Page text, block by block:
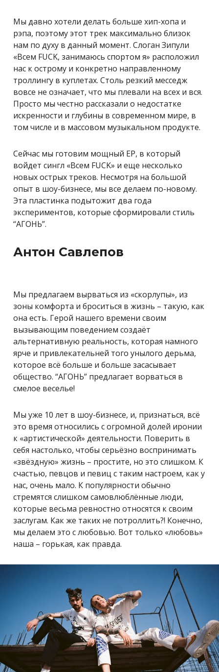
Мы давно хотели делать больше хип-хопа и
рэпа, поэтому этот трек максимально близок
нам по духу в данный момент. Слоган Зипули
«Всем FUCK, занимаюсь спортом я» расположил
нас к острому и конкретно направленному
троллингу в куплетах. Столь резкий месседж
вовсе не означает, что мы плевали на всех и вся.
Просто мы честно рассказали о недостатке
искренности и глубины в современном мире, в
том числе и в массовом музыкальном продукте.
Сейчас мы готовим мощный EP, в который
войдет сингл «Всем FUCK» и еще несколько
новых острых треков. Несмотря на большой
опыт в шоу-бизнесе, мы все делаем по-новому.
Эта пластинка подытожит два года
экспериментов, которые сформировали стиль
“АГОНЬ”.
Антон Савлепов
Мы предлагаем вырваться из «скорлупы», из
зоны комфорта и броситься в жизнь – такую, как
она есть. Герой нашего времени своим
вызывающим поведением создаёт
альтернативную реальность, которая намного
ярче и привлекательней того унылого дерьма,
которое всё больше и больше засасывает
общество. “АГОНЬ” предлагает ворваться в
смелое веселье!
Мы уже 10 лет в шоу-бизнесе, и, признаться, всё
это время относились с огромной долей иронии
к «артистической» деятельности. Поверить в
себя настолько, чтобы серьёзно воспринимать
«звёздную» жизнь – простите, но это слишком. К
счастью, певцов и певиц с таким настроем, как у
нас, очень мало. К популярности обычно
стремятся слишком самовлюблённые люди,
которые весьма ревностно относятся к своим
заслугам. Как же таких не потроллить?! Конечно,
мы делаем это с любовью. Вот только «любовь»
наша – горькая, как правда.